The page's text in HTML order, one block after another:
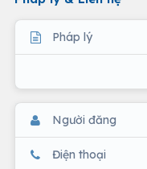
Pháp lý
Người đăng
Điện thoại